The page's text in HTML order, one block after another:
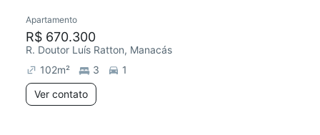
Redecorar
Apartamento
R$ 670.300
R. Doutor Luís Ratton, Manacás
102m² 3
1
Ver contato